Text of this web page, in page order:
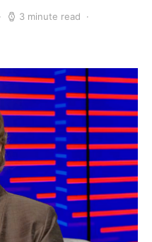
3 minute read